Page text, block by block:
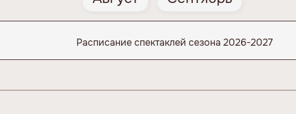
Расписание спектаклей сезона 2026-2027